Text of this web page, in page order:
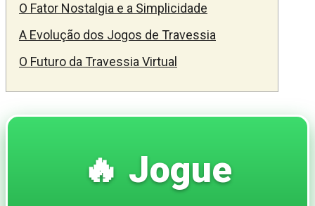
O Fator Nostalgia e a Simplicidade
A Evolução dos Jogos de Travessia
O Futuro da Travessia Virtual
🔥 Jogue